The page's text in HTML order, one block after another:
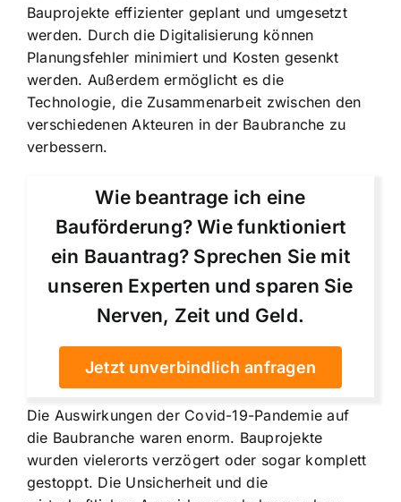
Bauprojekte effizienter geplant und umgesetzt
werden. Durch die Digitalisierung können
Planungsfehler minimiert und Kosten gesenkt
werden. Außerdem ermöglicht es die
Technologie, die Zusammenarbeit zwischen den
verschiedenen Akteuren in der Baubranche zu
verbessern.
Wie beantrage ich eine
Bauförderung? Wie funktioniert
ein Bauantrag? Sprechen Sie mit
unseren Experten und sparen Sie
Nerven, Zeit und Geld.
Jetzt unverbindlich anfragen
Die Auswirkungen der Covid-19-Pandemie auf
die Baubranche waren enorm. Bauprojekte
wurden vielerorts verzögert oder sogar komplett
gestoppt. Die Unsicherheit und die